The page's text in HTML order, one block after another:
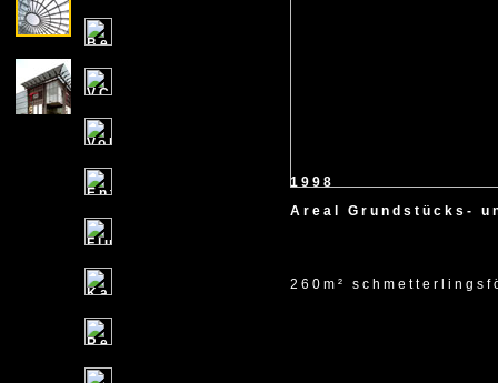
1998
Areal Grundstücks-
260m²